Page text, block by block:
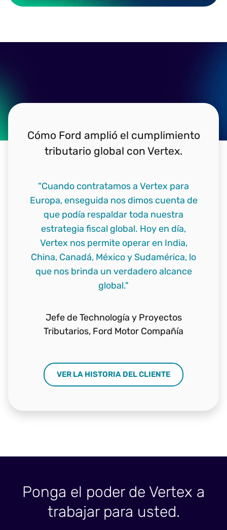
Cómo Ford amplió el cumplimiento
tributario global con Vertex.
"Cuando contratamos a Vertex para
Europa, enseguida nos dimos cuenta de
que podía respaldar toda nuestra
estrategia fiscal global. Hoy en día,
Vertex nos permite operar en India,
China, Canadá, México y Sudamérica, lo
que nos brinda un verdadero alcance
global."
Jefe de Technología y Proyectos
Tributarios, Ford Motor Compañía
VER LA HISTORIA DEL CLIENTE
Ponga el poder de Vertex a
trabajar para usted.